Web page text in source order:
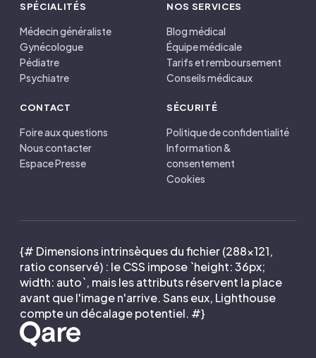
SPÉCIALITÉS
Médecin généraliste
Gynécologue
Pédiatre
Psychiatre
NOS SERVICES
Blog médical
Équipe médicale
Tarifs et remboursement
Conseils médicaux
CONTACT
Foire aux questions
Nous contacter
Espace Presse
SÉCURITÉ
Politique de confidentialité
Information &
consentement
Cookies
{# Dimensions intrinsèques du fichier (288×121,
ratio conservé) : le CSS impose `height: 36px;
width: auto`, mais les attributs réservent la place
avant que l'image n'arrive. Sans eux, Lighthouse
compte un décalage potentiel. #}